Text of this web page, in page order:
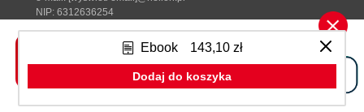
Time for action cropping images using
Preview
What just happened?
Cropping a section from an image
Time for action cropping a selection
Ebook 143,10 zł
Dodaj do koszyka
Tonik.pl
NIP: 6312636254